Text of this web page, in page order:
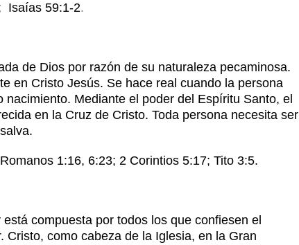
Isaías 59:1-2.
de Dios por razón de su naturaleza pecaminosa.
en Cristo Jesús. Se hace real cuando la persona
Mediante el poder del Espíritu Santo, el
en la Cruz de Cristo. Toda persona necesita ser
1:16, 6:23; 2 Corintios 5:17; Tito 3:5.
compuesta por todos los que confiesen el
como cabeza de la Iglesia, en la Gran